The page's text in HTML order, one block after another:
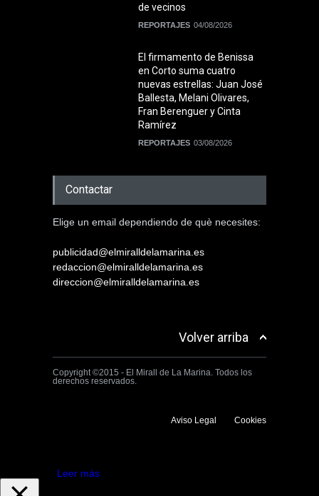
de vecinos
REPORTAJES 04/08/2026
El firmamento de Benissa
en Corto suma cuatro
nuevas estrellas: Juan José
Ballesta, Melani Olivares,
Fran Berenguer y Cinta
Ramírez
REPORTAJES 03/08/2026
Contactar
Elige un email dependiendo de què necesites:
publicidad@elmiralldelamarina.es
redaccion@elmiralldelamarina.es
direccion@elmiralldelamarina.es
Volver arriba
Copyright ©2015 - El Mirall de La Marina. Todos los
derechos reservados.
Aviso Legal Cookies
Leer más